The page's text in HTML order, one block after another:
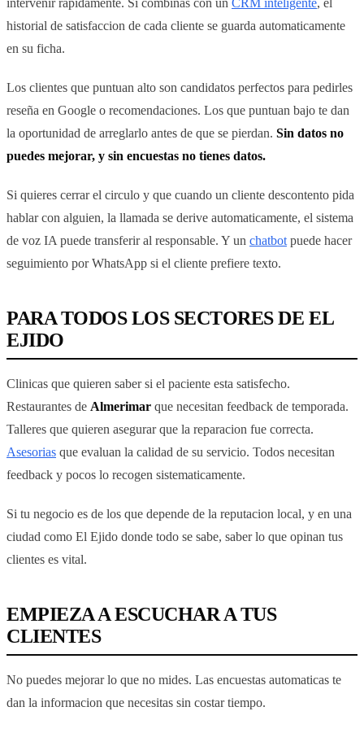
historial de satisfaccion de cada cliente se guarda automaticamente
en su ficha.
Los clientes que puntuan alto son candidatos perfectos para pedirles
reseña en Google o recomendaciones. Los que puntuan bajo te dan
la oportunidad de arreglarlo antes de que se pierdan. Sin datos no
puedes mejorar, y sin encuestas no tienes datos.
Si quieres cerrar el circulo y que cuando un cliente descontento pida
hablar con alguien, la llamada se derive automaticamente, el sistema
de voz IA puede transferir al responsable. Y un chatbot puede hacer
seguimiento por WhatsApp si el cliente prefiere texto.
PARA TODOS LOS SECTORES DE EL
EJIDO
Clinicas que quieren saber si el paciente esta satisfecho.
Restaurantes de Almerimar que necesitan feedback de temporada.
Talleres que quieren asegurar que la reparacion fue correcta.
Asesorias que evaluan la calidad de su servicio. Todos necesitan
feedback y pocos lo recogen sistematicamente.
Si tu negocio es de los que depende de la reputacion local, y en una
ciudad como El Ejido donde todo se sabe, saber lo que opinan tus
clientes es vital.
EMPIEZA A ESCUCHAR A TUS
CLIENTES
No puedes mejorar lo que no mides. Las encuestas automaticas te
dan la informacion que necesitas sin costar tiempo.